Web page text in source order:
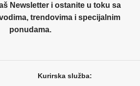
Newsletter i ostanite u toku sa
trendovima i specijalnim
ponudama.
Kurirska služba: